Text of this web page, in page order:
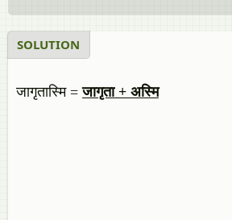
SOLUTION
जागृतास्मि =जागृता + अस्मि